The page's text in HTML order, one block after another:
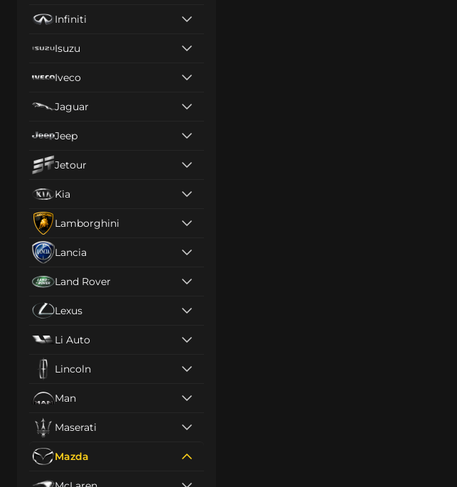
Infiniti
Isuzu
Iveco
Jaguar
Jeep
Jetour
Kia
Lamborghini
Lancia
Land Rover
Lexus
Li Auto
Lincoln
Man
Maserati
Mazda